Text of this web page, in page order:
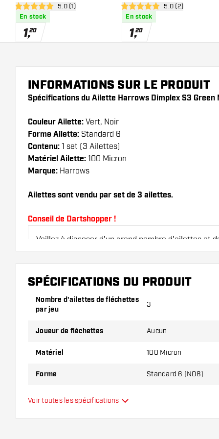
ouvrir le panneau des avis
5 étoiles de notation
5.0 (1)
En stock
1,20
ouvrir le panneau
5 étoiles de notation
5.0 (2)
En stock
1,20
INFORMATIONS SUR LE PRODUIT
Spécifications du Ailette Harrows Dimplex S3 Green
Couleur Ailette: Vert, Noir
Forme Ailette: Standard 6
Contenu: 1 set (3 Ailettes)
Matériel Ailette: 100 Micron
Marque: Harrows
Ailettes sont vendu par set de 3 ailettes.
Conseil de Dartshopper !
Veillez à disposer d'un grand nombre d'ailettes et
endommagés ou cassés à l'usage.
Essayez une forme, un matériau ou une épaisseur
SPÉCIFICATIONS DU PRODUIT
Nombre d'ailettes de fléchettes
par jeu
3
Joueur de fléchettes Aucun
Matériel 100 Micron
Forme Standard 6 (NO6)
Flexibilité
Voir toutes les spécifications